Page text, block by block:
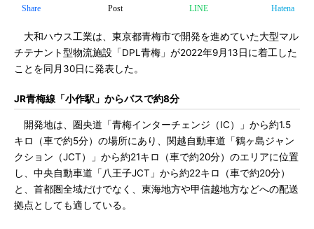
Share Post LINE Hatena
大和ハウス工業は、東京都青梅市で開発を進めていた大型マル
チテナント型物流施設「DPL青梅」が2022年9月13日に着工した
ことを同月30日に発表した。
JR青梅線「小作駅」からバスで約8分
開発地は、圏央道「青梅インターチェンジ（IC）」から約1.5
キロ（車で約5分）の場所にあり、関越自動車道「鶴ヶ島ジャン
クション（JCT）」から約21キロ（車で約20分）のエリアに位置
し、中央自動車道「八王子JCT」から約22キロ（車で約20分）
と、首都圏全域だけでなく、東海地方や甲信越地方などへの配送
拠点としても適している。